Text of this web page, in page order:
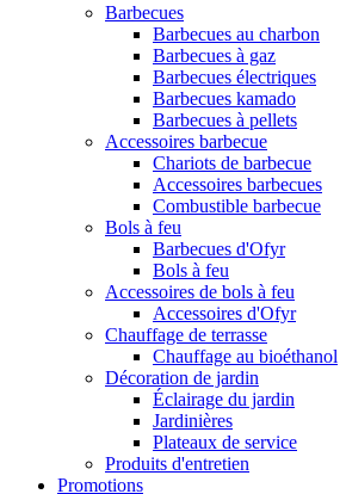
Barbecues
Barbecues au charbon
Barbecues à gaz
Barbecues électriques
Barbecues kamado
Barbecues à pellets
Accessoires barbecue
Chariots de barbecue
Accessoires barbecues
Combustible barbecue
Bols à feu
Barbecues d'Ofyr
Bols à feu
Accessoires de bols à feu
Accessoires d'Ofyr
Chauffage de terrasse
Chauffage au bioéthanol
Décoration de jardin
Éclairage du jardin
Jardinières
Plateaux de service
Produits d'entretien
Promotions